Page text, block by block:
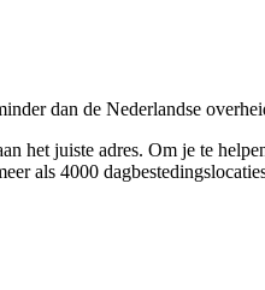
dan de Nederlandse
het juiste adres. Om je te
als 4000